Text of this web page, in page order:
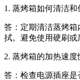
1. 蒸烤箱如何清洁和
答：定期清洁蒸烤
拭。避免使用硬刷或
2. 蒸烤箱的加热速度
答：检查电源插座